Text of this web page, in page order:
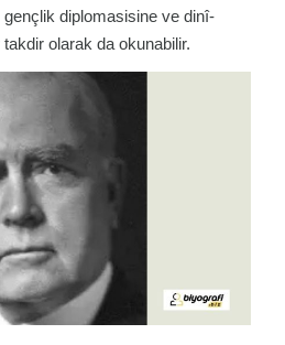
gençlik diplomasisine ve dinî-
olarak da okunabilir.